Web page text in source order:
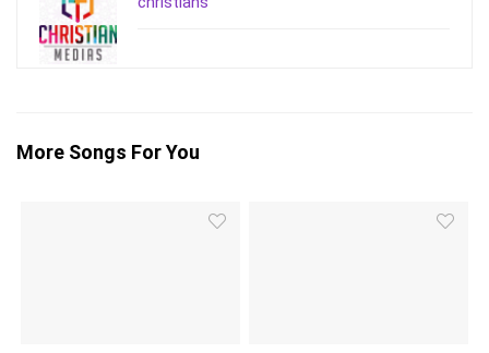
More Songs For You